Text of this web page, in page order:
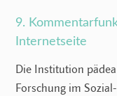
9.
Internetseite
Die Institution
Forschung im